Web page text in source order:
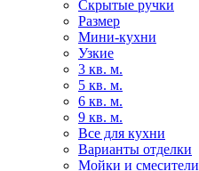
Скрытые ручки
Размер
Мини-кухни
Узкие
3 кв. м.
5 кв. м.
6 кв. м.
9 кв. м.
Все для кухни
Варианты отделки
Мойки и смесители